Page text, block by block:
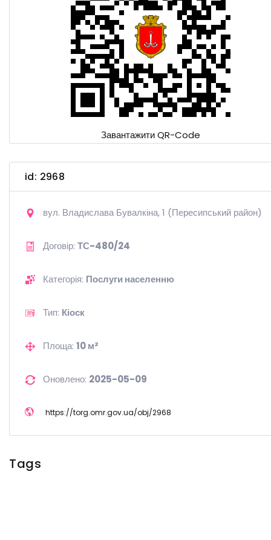
Завантажити QR-Code
id: 2968
вул. Владислава Бувалкіна, 1 (Пересипський район)
Договір: ТС-480/24
Категорія: Послуги населенню
Тип: Кіоск
Площа: 10 м²
Оновлено: 2025-05-09
https://torg.omr.gov.ua/obj/2968
Tags